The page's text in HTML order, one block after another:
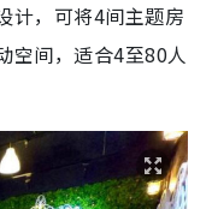
计，可将4间主题房
空间，适合4至80人